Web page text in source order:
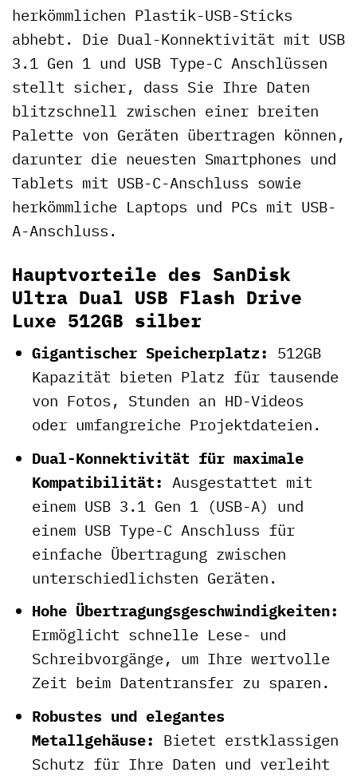
herkömmlichen Plastik-USB-Sticks
abhebt. Die Dual-Konnektivität mit USB
3.1 Gen 1 und USB Type-C Anschlüssen
stellt sicher, dass Sie Ihre Daten
blitzschnell zwischen einer breiten
Palette von Geräten übertragen können,
darunter die neuesten Smartphones und
Tablets mit USB-C-Anschluss sowie
herkömmliche Laptops und PCs mit USB-
A-Anschluss.
Hauptvorteile des SanDisk
Ultra Dual USB Flash Drive
Luxe 512GB silber
Gigantischer Speicherplatz: 512GB
Kapazität bieten Platz für tausende
von Fotos, Stunden an HD-Videos
oder umfangreiche Projektdateien.
Dual-Konnektivität für maximale
Kompatibilität: Ausgestattet mit
einem USB 3.1 Gen 1 (USB-A) und
einem USB Type-C Anschluss für
einfache Übertragung zwischen
unterschiedlichsten Geräten.
Hohe Übertragungsgeschwindigkeiten:
Ermöglicht schnelle Lese- und
Schreibvorgänge, um Ihre wertvolle
Zeit beim Datentransfer zu sparen.
Robustes und elegantes
Metallgehäuse: Bietet erstklassigen
Schutz für Ihre Daten und verleiht